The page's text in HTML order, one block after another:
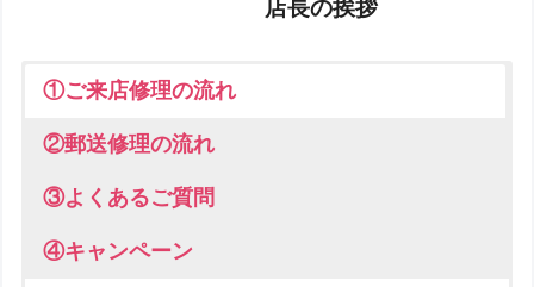
店長の挨拶
①ご来店修理の流れ
②郵送修理の流れ
③よくあるご質問
④キャンペーン